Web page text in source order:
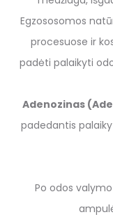
Egzososomos
procesuose ir
padėti palaikyti
Adenozinas
padedantis
Po odos